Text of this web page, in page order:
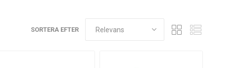
SORTERA EFTER